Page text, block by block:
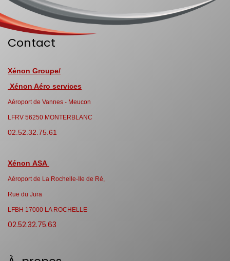
Contact
Xénon Groupe/
Xénon Aéro services
Aéroport de Vannes - Meucon
LFRV 56250 MONTERBLANC
02.52.32.75.61
Xénon ASA
Aéroport de La Rochelle-Ile de Ré,
Rue du Jura
LFBH 17000 LA ROCHELLE
02.52.32.75.63